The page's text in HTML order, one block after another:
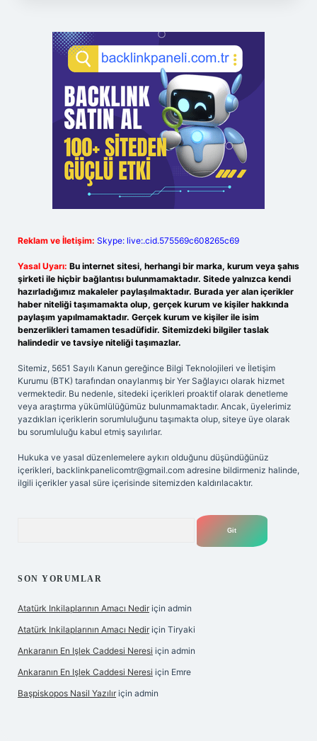
Reklam ve İletişim: Skype: live:.cid.575569c608265c69
Yasal Uyarı: Bu internet sitesi, herhangi bir marka, kurum veya şahıs
şirketi ile hiçbir bağlantısı bulunmamaktadır. Sitede yalnızca kendi
hazırladığımız makaleler paylaşılmaktadır. Burada yer alan içerikler
haber niteliği taşımamakta olup, gerçek kurum ve kişiler hakkında
paylaşım yapılmamaktadır. Gerçek kurum ve kişiler ile isim
benzerlikleri tamamen tesadüfidir. Sitemizdeki bilgiler taslak
halindedir ve tavsiye niteliği taşımazlar.
Sitemiz, 5651 Sayılı Kanun gereğince Bilgi Teknolojileri ve İletişim
Kurumu (BTK) tarafından onaylanmış bir Yer Sağlayıcı olarak hizmet
vermektedir. Bu nedenle, sitedeki içerikleri proaktif olarak denetleme
veya araştırma yükümlülüğümüz bulunmamaktadır. Ancak, üyelerimiz
yazdıkları içeriklerin sorumluluğunu taşımakta olup, siteye üye olarak
bu sorumluluğu kabul etmiş sayılırlar.
Hukuka ve yasal düzenlemelere aykırı olduğunu düşündüğünüz
içerikleri, backlinkpanelicomtr@gmail.com adresine bildirmeniz halinde,
ilgili içerikler yasal süre içerisinde sitemizden kaldırılacaktır.
SON YORUMLAR
Atatürk Inkilaplarının Amacı Nedir için admin
Atatürk Inkilaplarının Amacı Nedir için Tiryaki
Ankaranın En Işlek Caddesi Neresi için admin
Ankaranın En Işlek Caddesi Neresi için Emre
Başpiskopos Nasil Yazılır için admin